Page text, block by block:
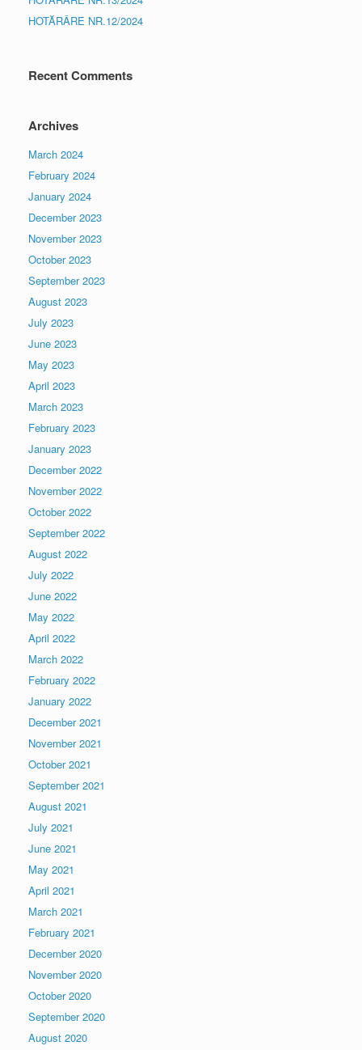
HOTĂRÂRE NR.12/2024
Recent Comments
Archives
March 2024
February 2024
January 2024
December 2023
November 2023
October 2023
September 2023
August 2023
July 2023
June 2023
May 2023
April 2023
March 2023
February 2023
January 2023
December 2022
November 2022
October 2022
September 2022
August 2022
July 2022
June 2022
May 2022
April 2022
March 2022
February 2022
January 2022
December 2021
November 2021
October 2021
September 2021
August 2021
July 2021
June 2021
May 2021
April 2021
March 2021
February 2021
December 2020
November 2020
October 2020
September 2020
August 2020